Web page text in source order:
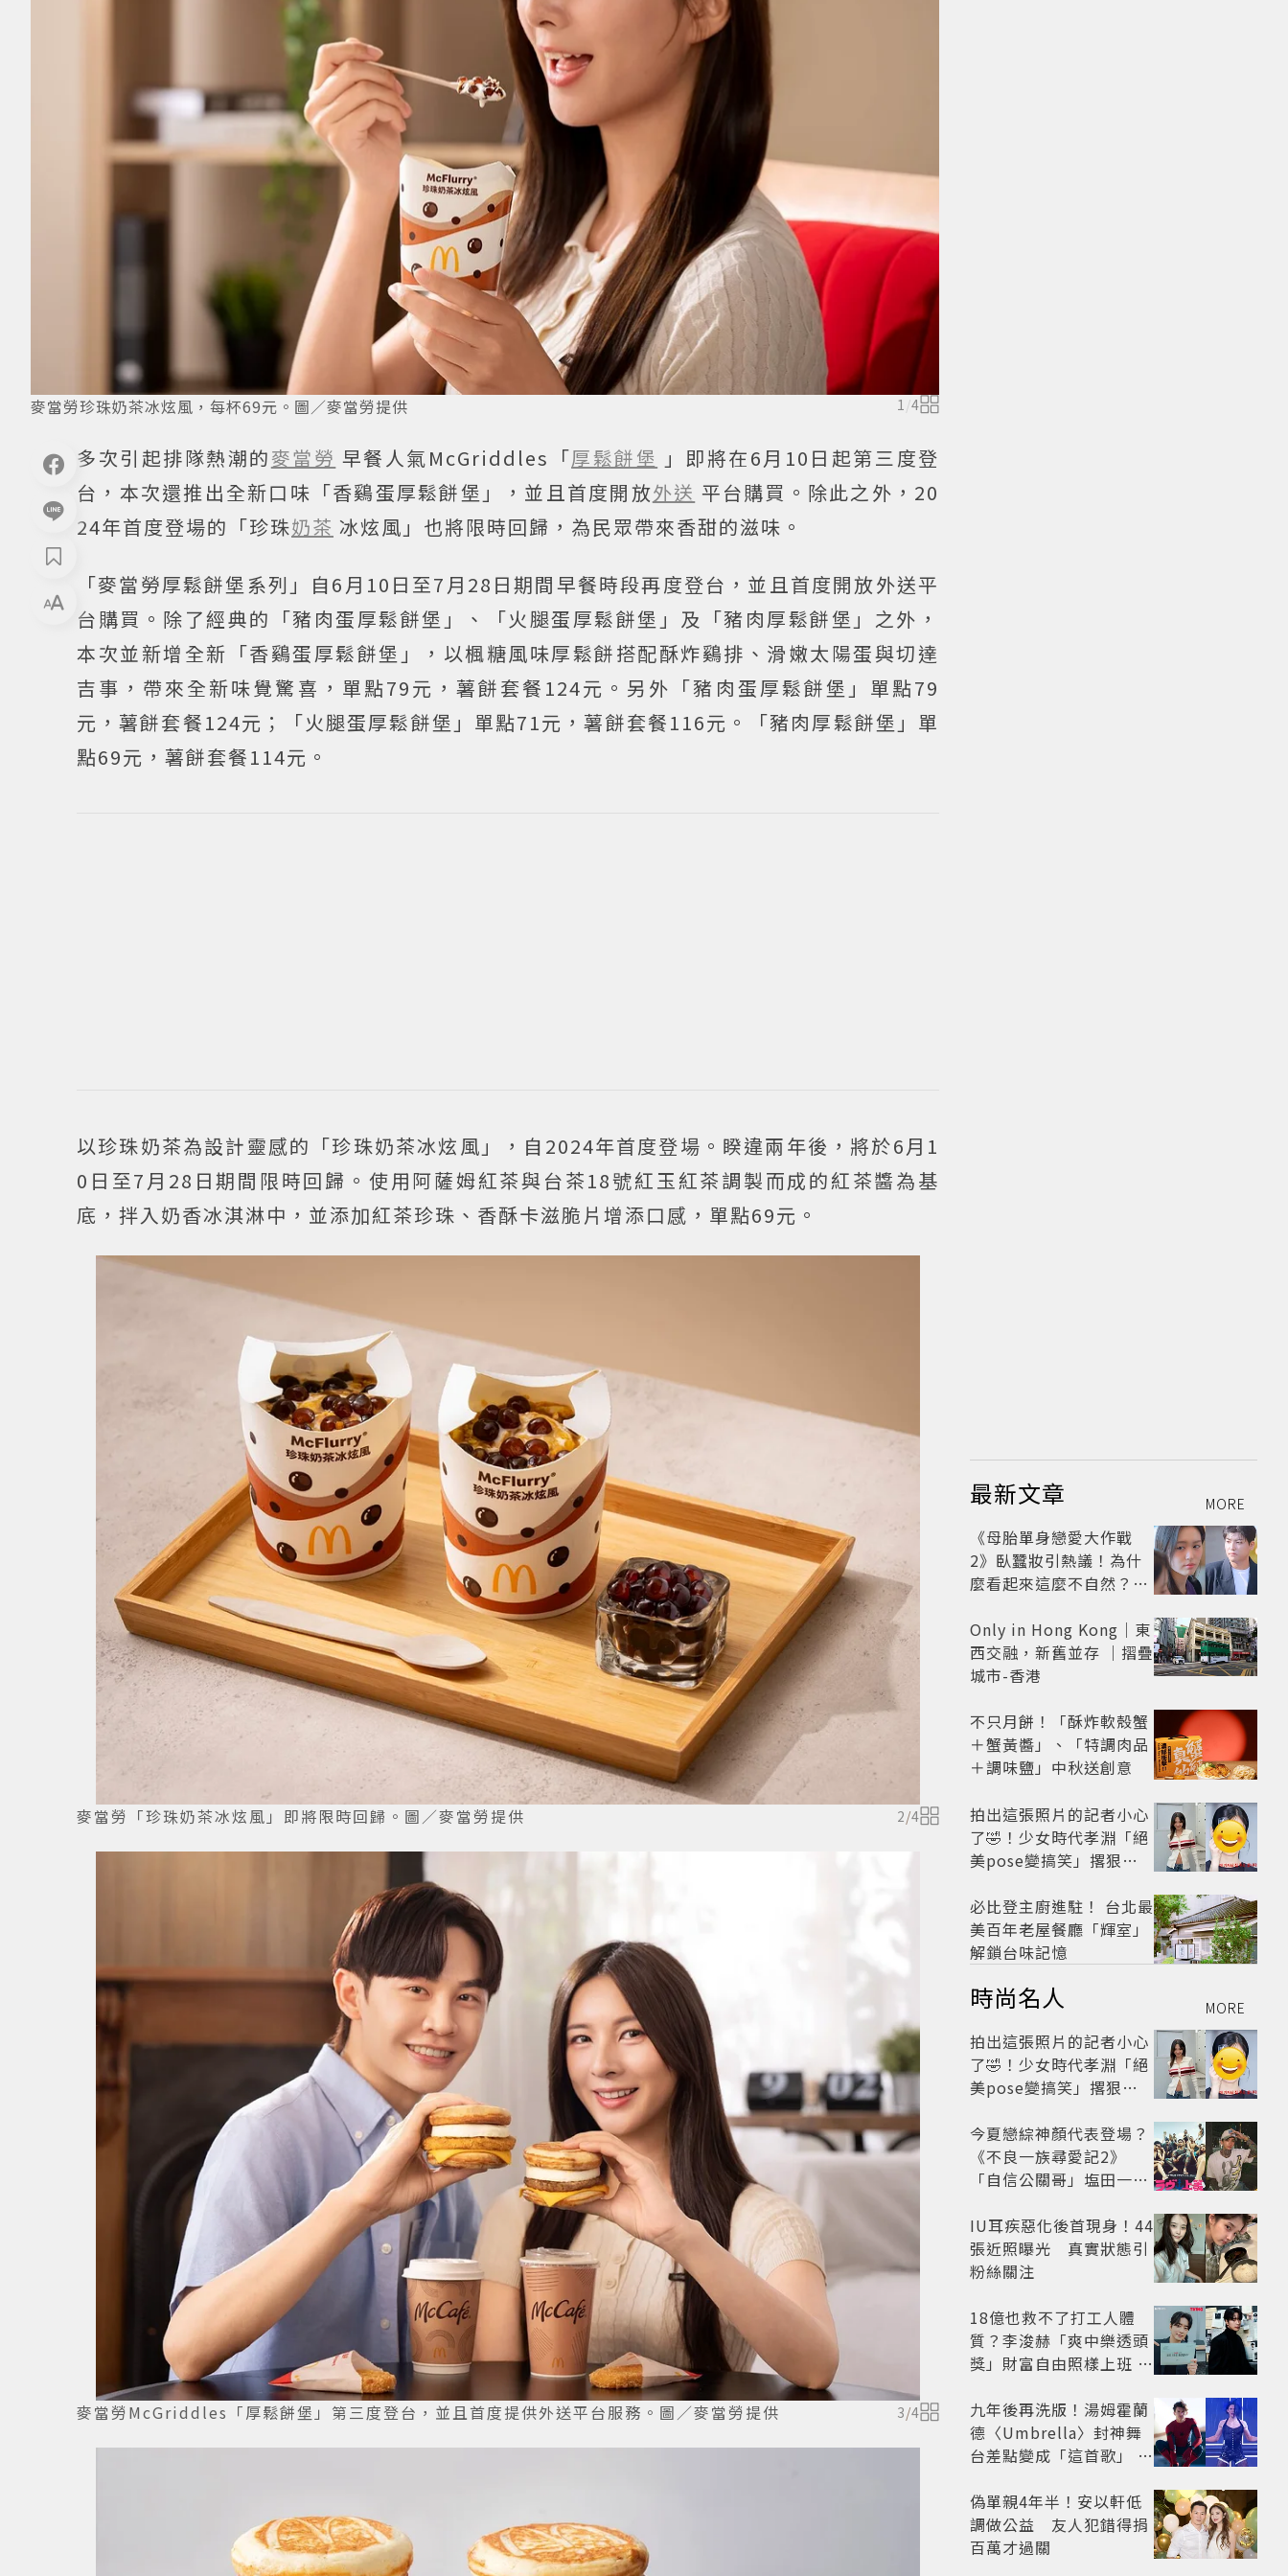
麥當勞珍珠奶茶冰炫風，每杯69元。圖／麥當勞提供 1 /4
多次引起排隊熱潮的麥當勞 早餐人氣McGriddles「厚鬆餅堡 」即將在6月10日起第三度登
台，本次還推出全新口味「香鷄蛋厚鬆餅堡」，並且首度開放外送 平台購買。除此之外，20
24年首度登場的「珍珠奶茶 冰炫風」也將限時回歸，為民眾帶來香甜的滋味。
「麥當勞厚鬆餅堡系列」自6月10日至7月28日期間早餐時段再度登台，並且首度開放外送平
台購買。除了經典的「豬肉蛋厚鬆餅堡」、「火腿蛋厚鬆餅堡」及「豬肉厚鬆餅堡」之外，
本次並新增全新「香鷄蛋厚鬆餅堡」，以楓糖風味厚鬆餅搭配酥炸鷄排、滑嫩太陽蛋與切達
吉事，帶來全新味覺驚喜，單點79元，薯餅套餐124元。另外「豬肉蛋厚鬆餅堡」單點79
元，薯餅套餐124元；「火腿蛋厚鬆餅堡」單點71元，薯餅套餐116元。「豬肉厚鬆餅堡」單
點69元，薯餅套餐114元。
以珍珠奶茶為設計靈感的「珍珠奶茶冰炫風」，自2024年首度登場。睽違兩年後，將於6月1
0日至7月28日期間限時回歸。使用阿薩姆紅茶與台茶18號紅玉紅茶調製而成的紅茶醬為基
底，拌入奶香冰淇淋中，並添加紅茶珍珠、香酥卡滋脆片增添口感，單點69元。
麥當勞「珍珠奶茶冰炫風」即將限時回歸。圖／麥當勞提供 2/4
麥當勞McGriddles「厚鬆餅堡」第三度登台，並且首度提供外送平台服務。圖／麥當勞提供 3/4
最新文章 MORE
《母胎單身戀愛大作戰
2》臥蠶妝引熱議！為什
麼看起來這麼不自然？彩
Only in Hong Kong｜東
西交融，新舊並存 ｜摺疊
城市-香港
不只月餅！「酥炸軟殼蟹
＋蟹黃醬」、「特調肉品
＋調味鹽」中秋送創意
拍出這張照片的記者小心
了🤣！少女時代孝淵「絕
美pose變搞笑」撂狠
必比登主廚進駐！ 台北最
美百年老屋餐廳「輝室」
解鎖台味記憶
時尚名人 MORE
拍出這張照片的記者小心
了🤣！少女時代孝淵「絕
美pose變搞笑」撂狠
今夏戀綜神顏代表登場？
《不良一族尋愛記2》
「自信公關哥」塩田一馬
老闆
IU耳疾惡化後首現身！44
張近照曝光 真實狀態引
粉絲關注
18億也救不了打工人體
質？李浚赫「爽中樂透頭
獎」財富自由照樣上班 西
九年後再洗版！湯姆霍蘭
德〈Umbrella〉封神舞
台差點變成「這首歌」 造
開
偽單親4年半！安以軒低
調做公益 友人犯錯得捐
百萬才過關